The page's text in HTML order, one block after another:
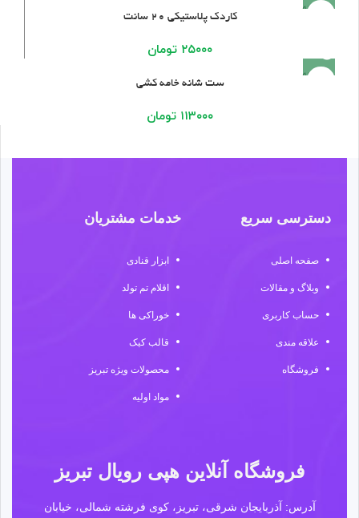
فروخته
کاردک پلاستیکی ۲۰ سانت
۲۵۰۰۰ تومان
فروخته
ست شانه خامه کشی
۱۱۳۰۰۰ تومان
دسترسی سریع
صفحه اصلی
وبلاگ و مقالات
حساب کاربری
علاقه مندی
فروشگاه
خدمات مشتریان
ابزار قنادی
اقلام تم تولد
خوراکی ها
قالب کیک
محصولات ویژه تبریز
مواد اولیه
فروشگاه آنلاین هپی رویال تبریز
آدرس: آذربایجان شرقی، تبریز، کوی فرشته شمالی، خیابان